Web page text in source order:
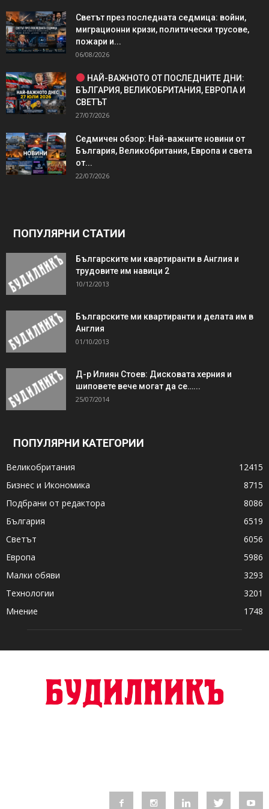
Светът през последната седмица: войни,
миграционни кризи, политически трусове,
пожари и...
06/08/2026
НАЙ-ВАЖНОТО ОТ ПОСЛЕДНИТЕ ДНИ:
БЪЛГАРИЯ, ВЕЛИКОБРИТАНИЯ, ЕВРОПА И
СВЕТЪТ
27/07/2026
Седмичен обзор: Най-важните новини от
България, Великобритания, Европа и света
от...
22/07/2026
ПОПУЛЯРНИ СТАТИИ
Българските ми квартиранти в Англия и
трудовите им навици 2
10/12/2013
Българските ми квартиранти и делата им в
Англия
01/10/2013
Д-р Илиян Стоев: Дисковата херния и
шиповете вече могат да се…...
25/07/2014
ПОПУЛЯРНИ КАТЕГОРИИ
Великобритания
12415
Бизнес и Икономика
8715
Подбрани от редактора
8086
България
6519
Светът
6056
Европа
5986
Малки обяви
3293
Технологии
3201
Мнение
1748